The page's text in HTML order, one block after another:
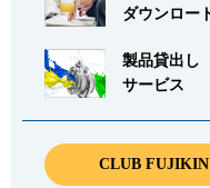
ダウンロー
製品貸出し
サービス
CLUB FUJIKIN